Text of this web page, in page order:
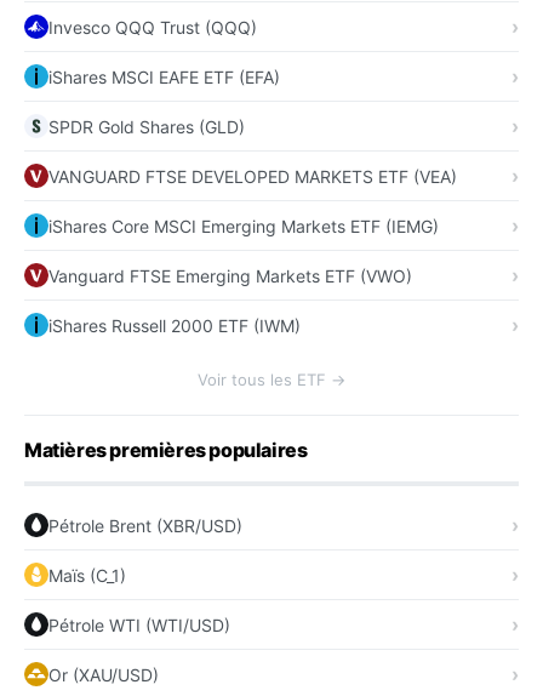
Invesco QQQ Trust (QQQ)
iShares MSCI EAFE ETF (EFA)
SPDR Gold Shares (GLD)
VANGUARD FTSE DEVELOPED MARKETS ETF (VEA)
iShares Core MSCI Emerging Markets ETF (IEMG)
Vanguard FTSE Emerging Markets ETF (VWO)
iShares Russell 2000 ETF (IWM)
Voir tous les ETF →
Matières premières populaires
Pétrole Brent (XBR/USD)
Maïs (C_1)
Pétrole WTI (WTI/USD)
Or (XAU/USD)